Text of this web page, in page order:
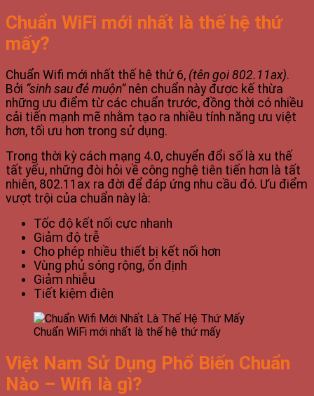
Chuẩn WiFi mới nhất là thế hệ thứ
mấy?
Chuẩn Wifi mới nhất thế hệ thứ 6, (tên gọi 802.11ax).
Bởi “sinh sau đẻ muộn”nên chuẩn này được kế thừa
những ưu điểm từ các chuẩn trước, đồng thời có nhiều
cải tiến mạnh mẽ nhằm tạo ra nhiều tính năng ưu việt
hơn, tối ưu hơn trong sử dụng.
Trong thời kỳ cách mạng 4.0, chuyển đổi số là xu thế
tất yếu, những đòi hỏi về công nghệ tiên tiến hơn là tất
nhiên, 802.11ax ra đời để đáp ứng nhu cầu đó. Ưu điểm
vượt trội của chuẩn này là:
Tốc độ kết nối cực nhanh
Giảm độ trễ
Cho phép nhiều thiết bị kết nối hơn
Vùng phủ sóng rộng, ổn định
Giảm nhiễu
Tiết kiệm điện
Chuẩn WiFi mới nhất là thế hệ thứ mấy
Việt Nam Sử Dụng Phổ Biến Chuẩn
Nào – Wifi là gì?